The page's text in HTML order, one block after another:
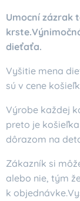
Umocní zázrak
dieťaťa.
Vyšitie mena
sú v cene
Výrobe každej
preto je
dôrazom na
Zákazník si
alebo nie, tým
k